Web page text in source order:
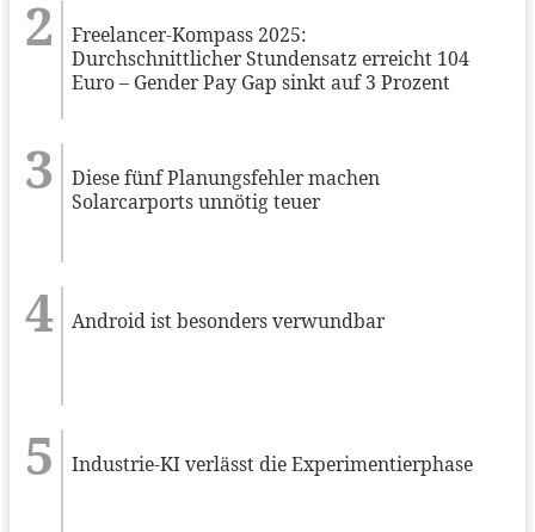
Freelancer-Kompass 2025:
Durchschnittlicher Stundensatz erreicht 104
Euro – Gender Pay Gap sinkt auf 3 Prozent
Diese fünf Planungsfehler machen
Solarcarports unnötig teuer
Android ist besonders verwundbar
Industrie-KI verlässt die Experimentierphase